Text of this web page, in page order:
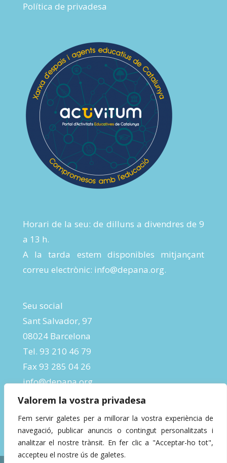
Valorem la vostra privadesa
Fem servir galetes per a millorar la vostra experiència de
navegació, publicar anuncis o contingut personalitzats i
analitzar el nostre trànsit. En fer clic a "Acceptar-ho tot",
accepteu el nostre ús de galetes.
Política de privadesa
Horari de la seu: de dilluns a divendres de 9
a 13 h.
A la tarda estem disponibles mitjançant
correu electrònic: info@depana.org.
Seu social
Sant Salvador, 97
08024 Barcelona
Tel. 93 210 46 79
Fax 93 285 04 26
info@depana.org